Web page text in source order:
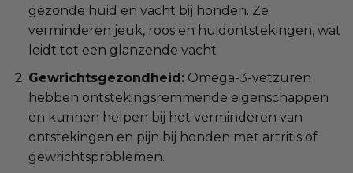
gezonde huid en vacht bij honden. Ze
verminderen jeuk, roos en huidontstekingen, wat
leidt tot een glanzende vacht
Gewrichtsgezondheid:Omega-3-vetzuren
hebben ontstekingsremmende eigenschappen
en kunnen helpen bij het verminderen van
ontstekingen en pijn bij honden met artritis of
gewrichtsproblemen.